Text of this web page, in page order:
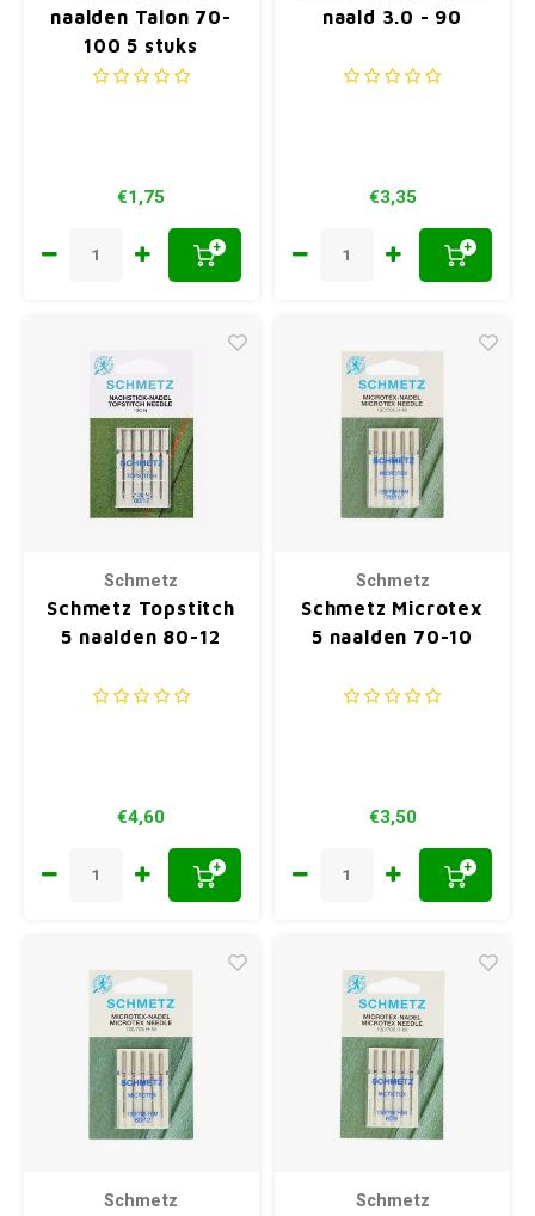
naalden Talon 70-
100 5 stuks
€1,75
+
naald 3.0 - 90
€3,35
+
Schmetz
Schmetz Topstitch
5 naalden 80-12
€4,60
+
Schmetz
Schmetz Microtex
5 naalden 70-10
€3,50
+
Schmetz Schmetz